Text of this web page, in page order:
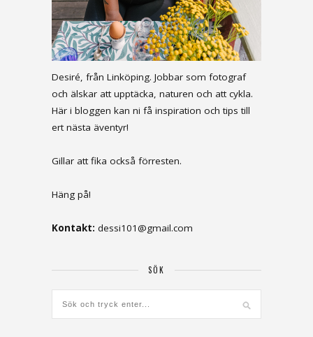
Desiré, från Linköping. Jobbar som fotograf
och älskar att upptäcka, naturen och att cykla.
Här i bloggen kan ni få inspiration och tips till
ert nästa äventyr!
Gillar att fika också förresten.
Häng på!
Kontakt: dessi101@gmail.com
SÖK